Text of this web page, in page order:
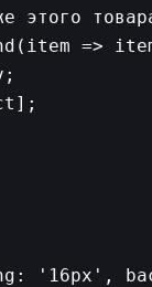
этого
=>
'16px',